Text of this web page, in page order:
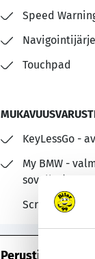
Speed
Touchpad
KeyLessGo -
My BMW -
sovellus)
Screen
Perustiedot